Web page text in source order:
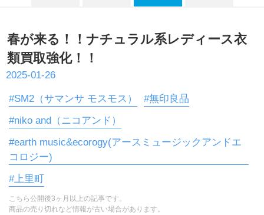
春が来る！！ナチュラル系レディース衣
類買取強化！！
2025-01-26
#SM2（サマンサ モスモス）
#無印良品
#niko and（ニコアンド）
#earth music&ecorogy(アースミュージックアンドエ
コロジー)
#上里町
こちら公開後3ヶ月以上の記事です。
商品の売り切れなど情報が古い場合があります。